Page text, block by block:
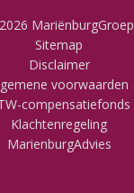
MariënburgGroep
Sitemap
Disclaimer
voorwaarden
compensatiefonds
Klachtenregeling
MarienburgAdvies